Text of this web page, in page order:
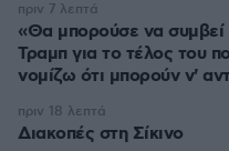
«Θα μπορούσε να
Τραμπ για το τέλος του
νομίζω ότι μπορούν ν'
πριν 7 λεπτά
Διακοπές στη Σίκινο
πριν 18 λεπτά